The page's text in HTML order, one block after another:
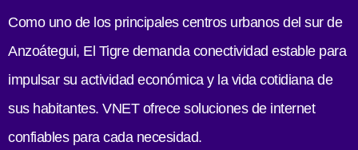
Como uno de los principales centros urbanos del sur de
Anzoátegui, El Tigre demanda conectividad estable para
impulsar su actividad económica y la vida cotidiana de
sus habitantes. VNET ofrece soluciones de internet
confiables para cada necesidad.